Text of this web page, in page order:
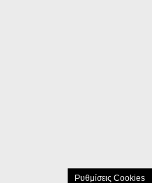
Ρυθμίσεις Cookies